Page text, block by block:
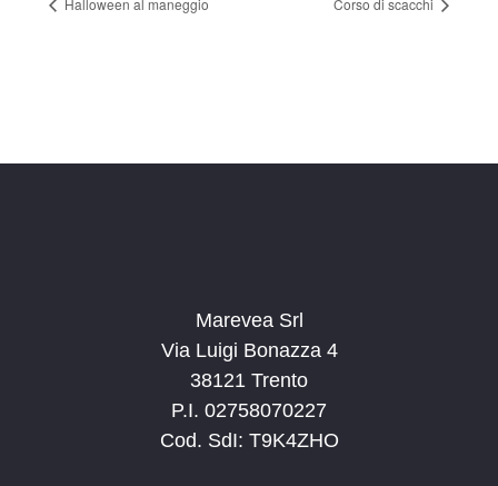
Halloween al maneggio Corso di scacchi
Marevea Srl
Via Luigi Bonazza 4
38121 Trento
P.I. 02758070227
Cod. SdI: T9K4ZHO